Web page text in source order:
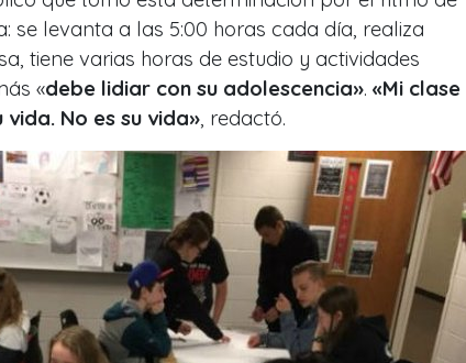
se levanta a las 5:00 horas cada día, realiza
tiene varias horas de estudio y actividades
«debe lidiar con su adolescencia». «Mi clase
No es su vida», redactó.